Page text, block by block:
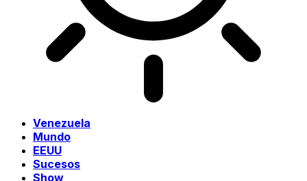
Venezuela
Mundo
EEUU
Sucesos
Show